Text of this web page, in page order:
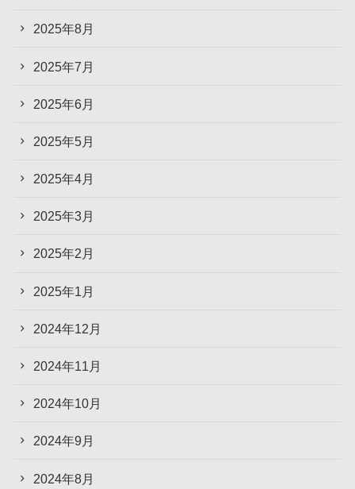
2025年8月
2025年7月
2025年6月
2025年5月
2025年4月
2025年3月
2025年2月
2025年1月
2024年12月
2024年11月
2024年10月
2024年9月
2024年8月